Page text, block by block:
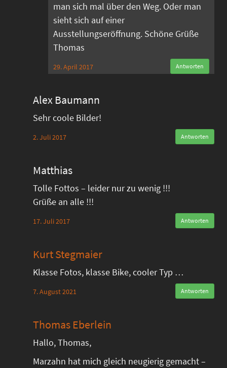
man sich mal über den Weg. Oder man
sieht sich auf einer
Ausstellungseröffnung. Schöne Grüße
Thomas
29. April 2017 Antworten
Alex Baumann
Sehr coole Bilder!
2. Juli 2017 Antworten
Matthias
Tolle Fottos – leider nur zu wenig !!!
Grüße an alle !!!
17. Juli 2017 Antworten
Kurt Stegmaier
Klasse Fotos, klasse Bike, cooler Typ …
7. August 2021 Antworten
Thomas Eberlein
Hallo, Thomas,
Marzahn hat mich gleich neugierig gemacht –